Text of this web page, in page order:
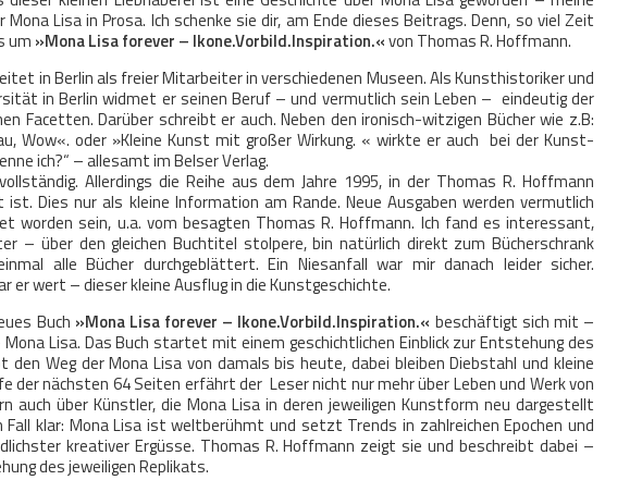
Lisa in Prosa. Ich schenke sie dir, am Ende dieses Beitrags. Denn, so viel Zeit
um »Mona Lisa forever – Ikone.Vorbild.Inspiration.«von Thomas R. Hoffmann.
in Berlin als freier Mitarbeiter in verschiedenen Museen. Als Kunsthistoriker und
in Berlin widmet er seinen Beruf – und vermutlich sein Leben – eindeutig der
Facetten. Darüber schreibt er auch. Neben den ironisch-witzigen Bücher wie z.B:
Wow«. oder »Kleine Kunst mit großer Wirkung. « wirkte er auch bei der Kunst-
ich?“ – allesamt im Belser Verlag.
Allerdings die Reihe aus dem Jahre 1995, in der Thomas R. Hoffmann
Dies nur als kleine Information am Rande. Neue Ausgaben werden vermutlich
worden sein, u.a. vom besagten Thomas R. Hoffmann. Ich fand es interessant,
– über den gleichen Buchtitel stolpere, bin natürlich direkt zum Bücherschrank
alle Bücher durchgeblättert. Ein Niesanfall war mir danach leider sicher.
er wert – dieser kleine Ausflug in die Kunstgeschichte.
Buch »Mona Lisa forever – Ikone.Vorbild.Inspiration.« beschäftigt sich mit –
Lisa. Das Buch startet mit einem geschichtlichen Einblick zur Entstehung des
den Weg der Mona Lisa von damals bis heute, dabei bleiben Diebstahl und kleine
der nächsten 64 Seiten erfährt der Leser nicht nur mehr über Leben und Werk von
auch über Künstler, die Mona Lisa in deren jeweiligen Kunstform neu dargestellt
Fall klar: Mona Lisa ist weltberühmt und setzt Trends in zahlreichen Epochen und
kreativer Ergüsse. Thomas R. Hoffmann zeigt sie und beschreibt dabei –
des jeweiligen Replikats.